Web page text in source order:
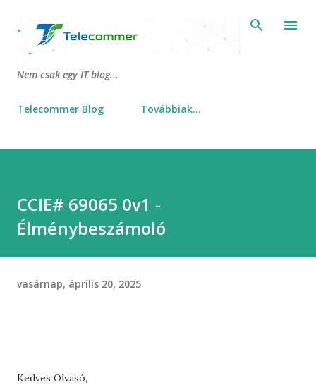
Nem csak egy IT blog...
Telecommer Blog Továbbiak…
CCIE# 69065 0v1 -
Élménybeszámoló
vasárnap, április 20, 2025
Kedves Olvasó,